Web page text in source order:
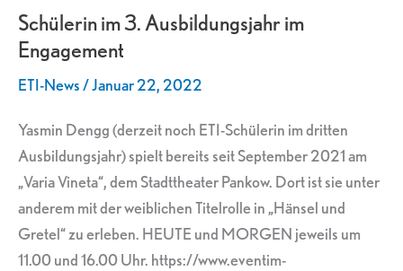
Schülerin im 3. Ausbildungsjahr im
Engagement
ETI-News/Januar 22, 2022
Yasmin Dengg (derzeit noch ETI-Schülerin im dritten
Ausbildungsjahr) spielt bereits seit September 2021 am
„Varia Vineta“, dem Stadttheater Pankow. Dort ist sie unter
anderem mit der weiblichen Titelrolle in „Hänsel und
Gretel“ zu erleben. HEUTE und MORGEN jeweils um
11.00 und 16.00 Uhr. https://www.eventim-
3.
Ausbildungsjahr